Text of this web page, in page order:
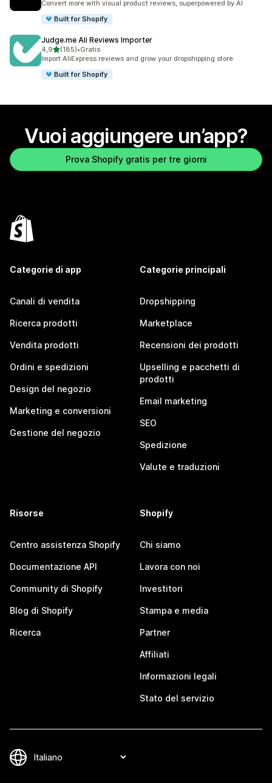
Convert more with visual product reviews, superpowered by AI
Built for Shopify
Judge.me Ali Reviews Importer
4,9stelle su 5
(185)
185 recensioni totali
•Gratis
Import AliExpress reviews and grow your dropshipping store
Built for Shopify
Vuoi aggiungere un’app?
Prova Shopify gratis per tre giorni
Categorie di app
Canali di vendita
Ricerca prodotti
Vendita prodotti
Ordini e spedizioni
Design del negozio
Marketing e conversioni
Gestione del negozio
Categorie principali
Dropshipping
Marketplace
Recensioni dei prodotti
Upselling e pacchetti di
prodotti
Email marketing
SEO
Spedizione
Valute e traduzioni
Risorse
Centro assistenza Shopify
Documentazione API
Community di Shopify
Blog di Shopify
Ricerca
Shopify
Chi siamo
Lavora con noi
Investitori
Stampa e media
Partner
Affiliati
Informazioni legali
Stato del servizio